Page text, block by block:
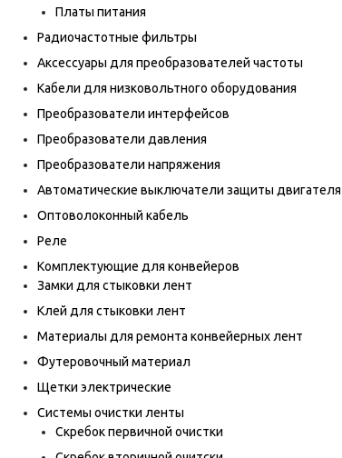
Платы питания
Радиочастотные фильтры
Аксессуары для преобразователей частоты
Кабели для низковольтного оборудования
Преобразователи интерфейсов
Преобразователи давления
Преобразователи напряжения
Автоматические выключатели защиты двигателя
Оптоволоконный кабель
Реле
Комплектующие для конвейеров
Замки для стыковки лент
Клей для стыковки лент
Материалы для ремонта конвейерных лент
Футеровочный материал
Щетки электрические
Системы очистки ленты
Скребок первичной очистки